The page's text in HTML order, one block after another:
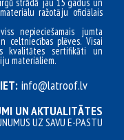
ražotāju oficiālais
nepieciešamais jumta
celtniecības plēves. Visai
kvalitātes sertifikāti un
materiāliem.
info@latroof.lv
UN AKTUALITĀTES
UZ SAVU E-PASTU